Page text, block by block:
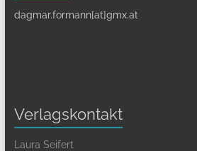
dagmar.formann[at]gmx.at
Verlagskontakt
Laura Seifert